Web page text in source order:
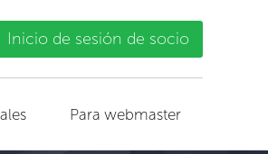
Inicio de sesión de socio
Para webmaster